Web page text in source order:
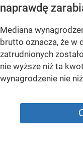
naprawdę
Mediana
brutto oznacza, że w
zatrudnionych
nie wyższe niż ta
wynagrodzenie nie